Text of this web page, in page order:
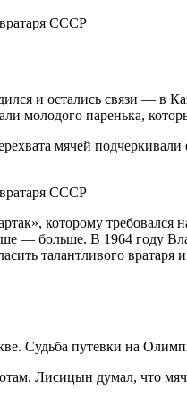
и остались связи —
паренька,
мячей
которому
— больше. В 1964 году
талантливого
Судьба путевки на
Лисицын думал, что